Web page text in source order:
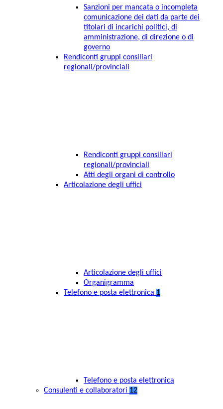
Sanzioni per mancata o incompleta
comunicazione dei dati da parte dei
titolari di incarichi politici, di
amministrazione, di direzione o di
governo
Rendiconti gruppi consiliari
regionali/provinciali
Rendiconti gruppi consiliari
regionali/provinciali
Atti degli organi di controllo
Articolazione degli uffici
Articolazione degli uffici
Organigramma
Telefono e posta elettronica 1
Telefono e posta elettronica
Consulenti e collaboratori 12